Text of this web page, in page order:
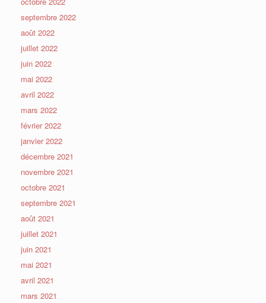
septembre 2022
août 2022
juillet 2022
juin 2022
mai 2022
avril 2022
mars 2022
février 2022
janvier 2022
décembre 2021
novembre 2021
octobre 2021
septembre 2021
août 2021
juillet 2021
juin 2021
mai 2021
avril 2021
mars 2021